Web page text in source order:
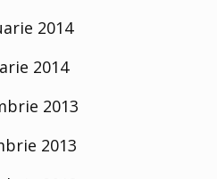
2014
2014
2013
2013